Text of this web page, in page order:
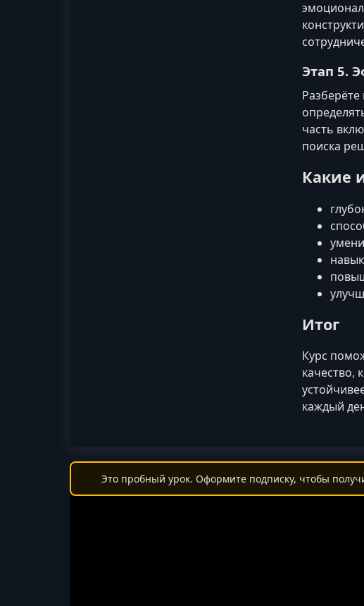
Этап 5.
часть
поиска
Какие
Итог
Курс
качество,
каждый
Это пробный урок. Оформите подписку, чтобы